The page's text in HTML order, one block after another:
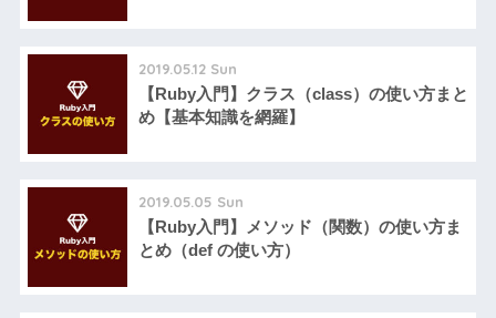
2019.05.12 Sun
【Ruby入門】クラス（class）の使い方まと
め【基本知識を網羅】
2019.05.05 Sun
【Ruby入門】メソッド（関数）の使い方ま
とめ（def の使い方）